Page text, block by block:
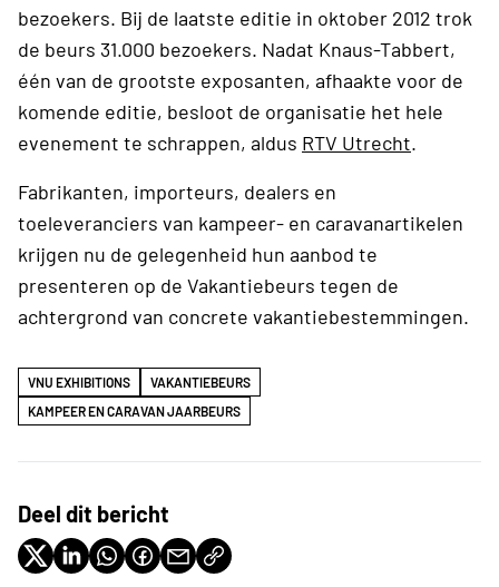
bezoekers. Bij de laatste editie in oktober 2012 trok
de beurs 31.000 bezoekers. Nadat Knaus-Tabbert,
één van de grootste exposanten, afhaakte voor de
komende editie, besloot de organisatie het hele
evenement te schrappen, aldus RTV Utrecht.
Fabrikanten, importeurs, dealers en
toeleveranciers van kampeer- en caravanartikelen
krijgen nu de gelegenheid hun aanbod te
presenteren op de Vakantiebeurs tegen de
achtergrond van concrete vakantiebestemmingen.
VNU EXHIBITIONS
VAKANTIEBEURS
KAMPEER EN CARAVAN JAARBEURS
Deel dit bericht